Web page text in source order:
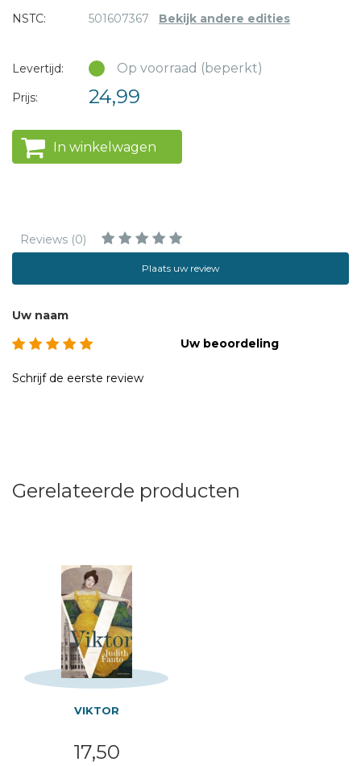
NSTC:
501607367 Bekijk andere edities
Levertijd: Op voorraad (beperkt)
Prijs: 24,99
In winkelwagen
Reviews (0)
Plaats uw review
Uw naam
Uw beoordeling
Schrijf de eerste review
Gerelateerde producten
VIKTOR
17,50